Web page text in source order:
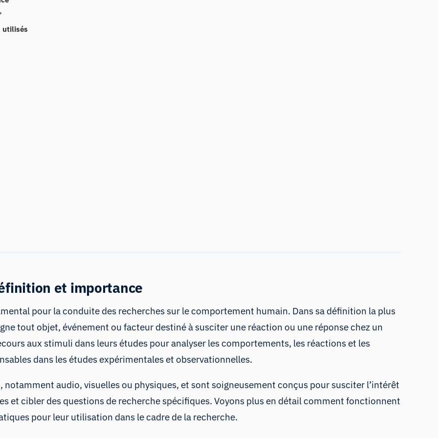
utilisés
et importance
pour la conduite des recherches sur le comportement humain. Dans sa définition la plus
tout objet, événement ou facteur destiné à susciter une réaction ou une réponse chez un
aux stimuli dans leurs études pour analyser les comportements, les réactions et les
dans les études expérimentales et observationnelles.
audio, visuelles ou physiques, et sont soigneusement conçus pour susciter l’intérêt
et cibler des questions de recherche spécifiques. Voyons plus en détail comment fonctionnent
pour leur utilisation dans le cadre de la recherche.